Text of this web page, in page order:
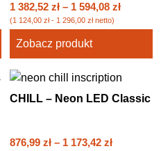
1 382,52 zł – 1 594,08 zł
(1 124,00 zł- 1 296,00 złnetto)
Zobacz produkt
CHILL – Neon LED Classic
876,99 zł – 1 173,42 zł